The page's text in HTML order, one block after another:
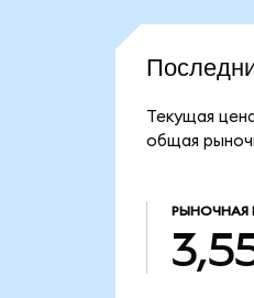
Текущая
общая
РЫНОЧНАЯ